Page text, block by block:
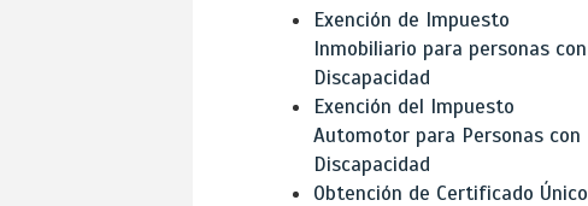
Exención de Impuesto
Inmobiliario para personas con
Discapacidad
Exención del Impuesto
Automotor para Personas con
Discapacidad
Obtención de Certificado Único